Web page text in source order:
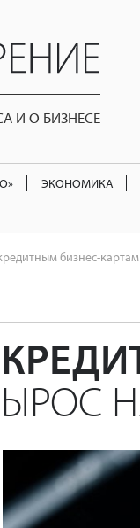
И О БИЗНЕСЕ
ЭКОНОМИКА
бизнес-